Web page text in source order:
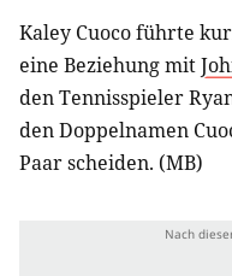
Kaley Cuoco führte
eine Beziehung mit
den Tennisspieler
den Doppelnamen
Paar scheiden. (MB)